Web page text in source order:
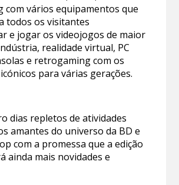
com vários equipamentos que
todos os visitantes
e jogar os videojogos de maior
realidade virtual, PC
e retrogaming com os
para várias gerações.
dias repletos de atividades
amantes do universo da BD e
com a promessa que a edição
ainda mais novidades e